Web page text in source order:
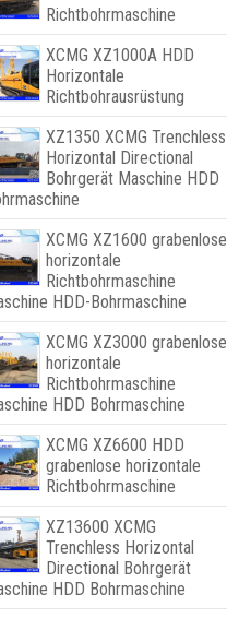
Richtbohrmaschine
XCMG XZ1000A HDD
Horizontale
Richtbohrausrüstung
XZ1350 XCMG Trenchless
Horizontal Directional
Bohrgerät Maschine HDD
XCMG XZ1600 grabenlose
horizontale
Richtbohrmaschine
HDD-Bohrmaschine
XCMG XZ3000 grabenlose
horizontale
Richtbohrmaschine
HDD Bohrmaschine
XCMG XZ6600 HDD
grabenlose horizontale
Richtbohrmaschine
XZ13600 XCMG
Trenchless Horizontal
Directional Bohrgerät
HDD Bohrmaschine